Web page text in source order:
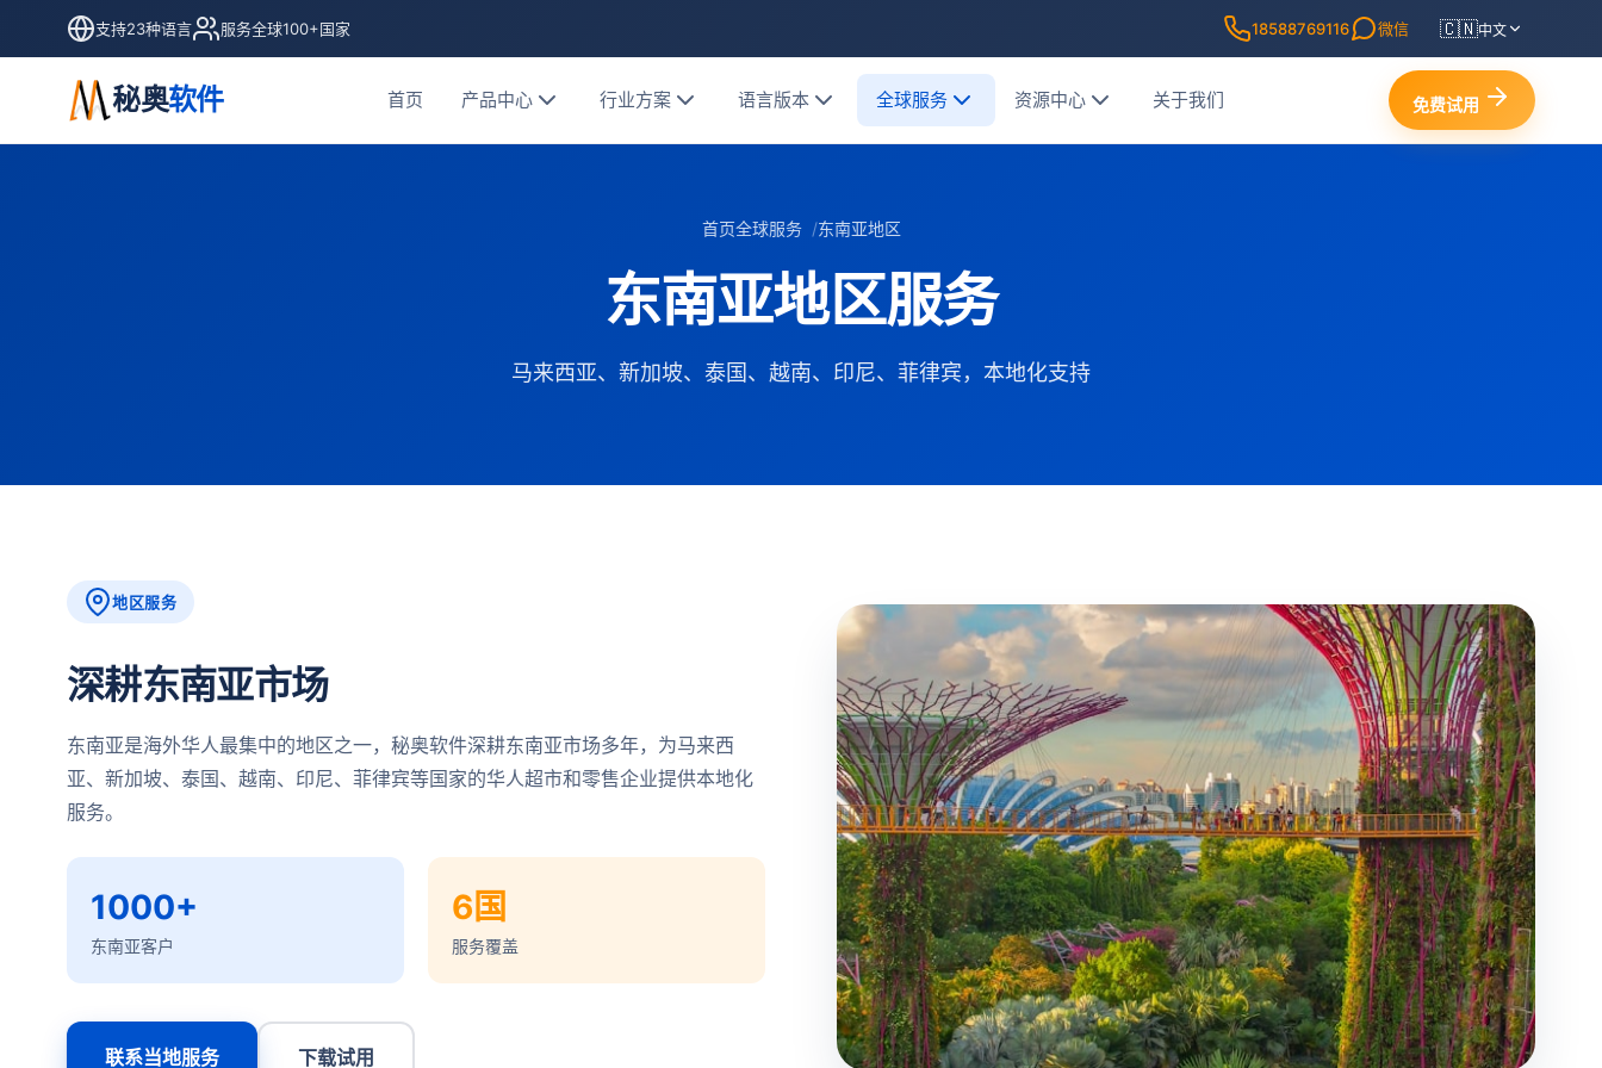
支持23种语言 服务全球100+国家 18588769116 微信 🇨🇳中文
秘奥软件 首页 产品中心 行业方案 语言版本 全球服务 资源中心 关于我们 免费试用
首页全球服务 东南亚地区
东南亚地区服务
马来西亚、新加坡、泰国、越南、印尼、菲律宾，本地化支持
地区服务
深耕东南亚市场
东南亚是海外华人最集中的地区之一，秘奥软件深耕东南亚市场多年，为马来西
亚、新加坡、泰国、越南、印尼、菲律宾等国家的华人超市和零售企业提供本地化
服务。
1000+
东南亚客户
6国
服务覆盖
联系当地服务 下载试用